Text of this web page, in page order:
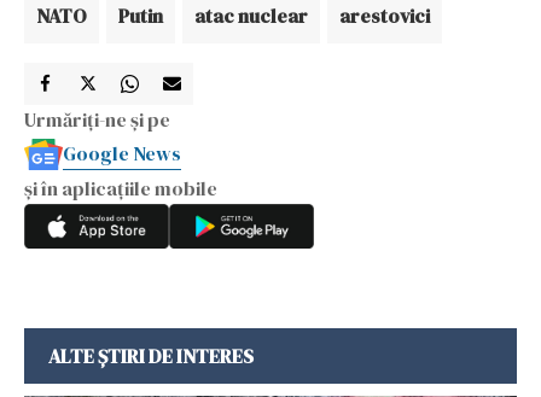
NATO Putin atac nuclear arestovici
Urmăriți-ne și pe
Google News
și în aplicațiile mobile
ALTE ȘTIRI DE INTERES